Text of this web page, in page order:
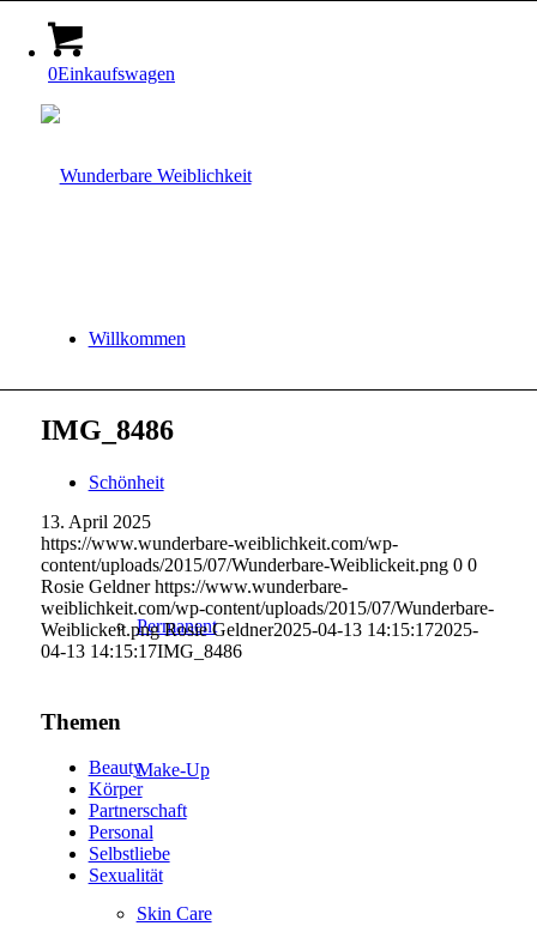
0Einkaufswagen
Willkommen
Schönheit
Permanent
Make-Up
Skin Care
IMG_8486
13. April 2025
https://www.wunderbare-weiblichkeit.com/wp-
content/uploads/2015/07/Wunderbare-Weiblickeit.png 0 0
Rosie Geldner https://www.wunderbare-
weiblichkeit.com/wp-content/uploads/2015/07/Wunderbare-
Weiblickeit.png Rosie Geldner2025-04-13 14:15:172025-
04-13 14:15:17IMG_8486
Themen
Beauty
Körper
Partnerschaft
Personal
Selbstliebe
Sexualität